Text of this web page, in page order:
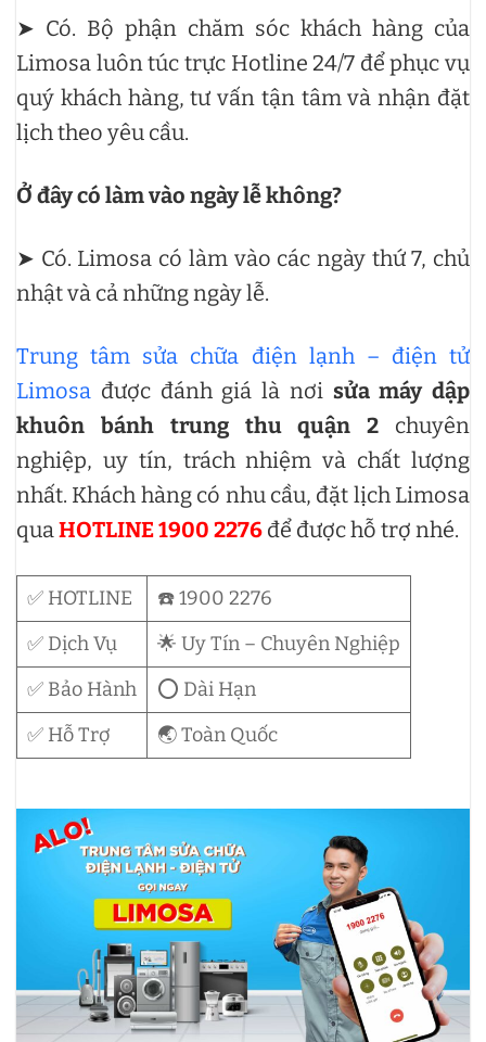
➤ Có. Bộ phận chăm sóc khách hàng của
Limosa luôn túc trực Hotline 24/7 để phục vụ
quý khách hàng, tư vấn tận tâm và nhận đặt
lịch theo yêu cầu.
Ở đây có làm vào ngày lễ không?
➤ Có. Limosa có làm vào các ngày thứ 7, chủ
nhật và cả những ngày lễ.
Trung tâm sửa chữa điện lạnh – điện tử
Limosa được đánh giá là nơi sửa máy dập
khuôn bánh trung thu quận 2 chuyên
nghiệp, uy tín, trách nhiệm và chất lượng
nhất. Khách hàng có nhu cầu, đặt lịch Limosa
qua HOTLINE 1900 2276 để được hỗ trợ nhé.
✅ HOTLINE
☎️ 1900 2276
✅ Dịch Vụ
🌟 Uy Tín – Chuyên Nghiệp
✅ Bảo Hành
⭕ Dài Hạn
✅ Hỗ Trợ
🌏 Toàn Quốc